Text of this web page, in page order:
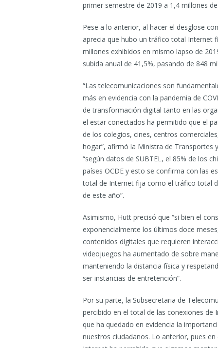
primer semestre de 2019 a 1,4 millones
Pese a lo anterior, al hacer el desglose
aprecia que hubo un tráfico total Internet
millones exhibidos en mismo lapso de
subida anual de 41,5%, pasando de 848
“Las telecomunicaciones son
más en evidencia con la pandemia de
de transformación digital tanto en las
el estar conectados ha permitido que el
de los colegios, cines, centros
hogar”, afirmó la Ministra de Transportes
“según datos de SUBTEL, el 85% de los
países OCDE y esto se confirma con las
total de Internet fija como el tráfico total
de este año”.
Asimismo, Hutt precisó que “si bien el
exponencialmente los últimos doce
contenidos digitales que requieren
videojuegos ha aumentado de sobre
manteniendo la distancia física y
ser instancias de entretención”.
Por su parte, la Subsecretaria de
percibido en el total de las conexiones
que ha quedado en evidencia la
nuestros ciudadanos. Lo anterior, pues